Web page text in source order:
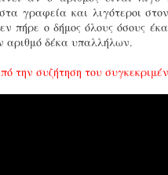
γραφεία και λιγότεροι
πήρε ο δήμος όλους όσους
αριθμό δέκα υπαλλήλων.
την συζήτηση του